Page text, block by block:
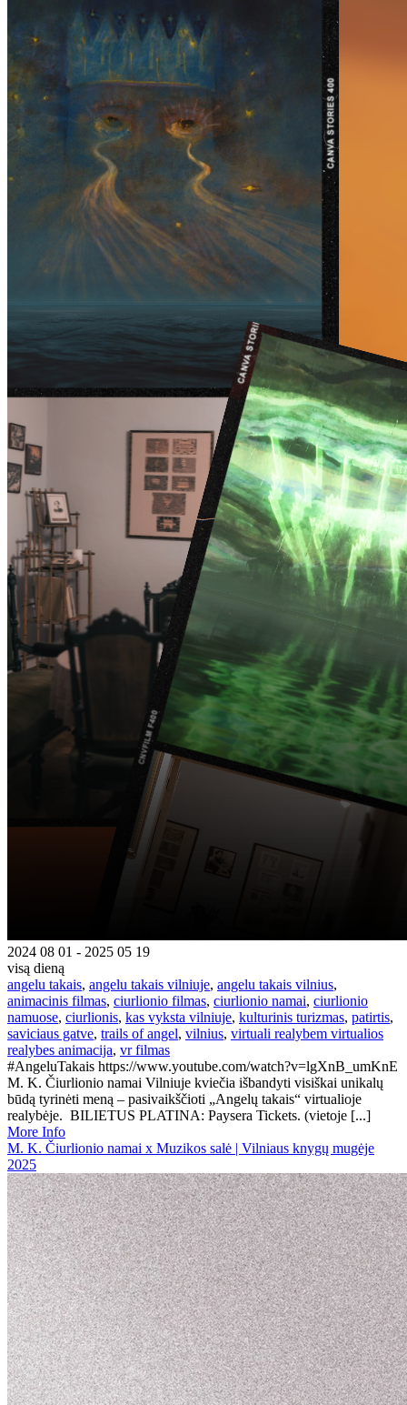
2024 08 01 - 2025 05 19
visą dieną
angelu takais, angelu takais vilniuje, angelu takais vilnius,
animacinis filmas, ciurlionio filmas, ciurlionio namai, ciurlionio
namuose, ciurlionis, kas vyksta vilniuje, kulturinis turizmas, patirtis,
saviciaus gatve, trails of angel, vilnius, virtuali realybem virtualios
realybes animacija, vr filmas
#AngeluTakais https://www.youtube.com/watch?v=lgXnB_umKnE
M. K. Čiurlionio namai Vilniuje kviečia išbandyti visiškai unikalų
būdą tyrinėti meną – pasivaikščioti „Angelų takais“ virtualioje
realybėje. BILIETUS PLATINA: Paysera Tickets. (vietoje [...]
More Info
M. K. Čiurlionio namai x Muzikos salė | Vilniaus knygų mugėje
2025